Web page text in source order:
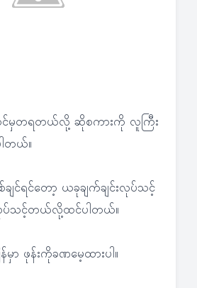
င်မှတရတယ်လို့ ဆိုစကားကို လူကြီး
တယ်။
ချင်ရင်တော့ ယခုချက်ချင်းလုပ်သင့်
ပ်သင့်တယ်လို့ထင်ပါတယ်။
န်မှာ ဖုန်းကိုခဏမေ့ထားပါ။